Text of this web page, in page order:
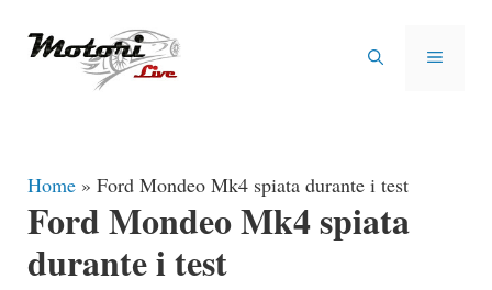
MENU
Home » Ford Mondeo Mk4 spiata durante i test
Ford Mondeo Mk4 spiata
durante i test